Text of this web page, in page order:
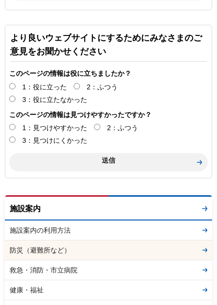
より良いウェブサイトにするためにみなさまのご
意見をお聞かせください
このページの情報は役に立ちましたか？
1：役に立った
2：ふつう
3：役に立たなかった
このページの情報は見つけやすかったですか？
1：見つけやすかった
2：ふつう
3：見つけにくかった
施設案内
施設案内の利用方法
防災（避難所など）
救急・消防・市立病院
健康・福祉